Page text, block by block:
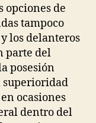
opciones de
tampoco
los delanteros
parte del
posesión
superioridad
ocasiones
dentro del